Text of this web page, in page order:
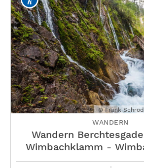
© Frank
WANDERN
Wandern
Wimbachklamm -